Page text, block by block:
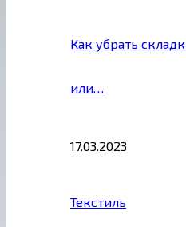
Как убрать
или…
17.03.2023
Текстиль